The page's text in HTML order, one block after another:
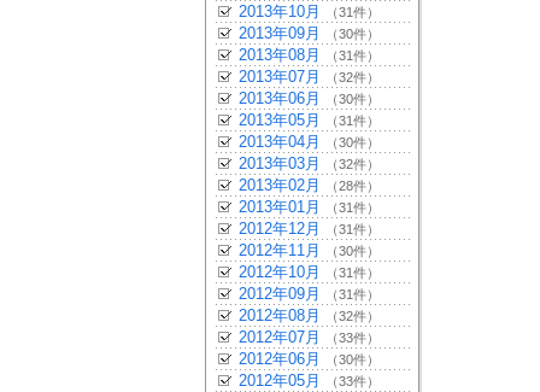
2013年10月 （31件）
2013年09月 （30件）
2013年08月 （31件）
2013年07月 （32件）
2013年06月 （30件）
2013年05月 （31件）
2013年04月 （30件）
2013年03月 （32件）
2013年02月 （28件）
2013年01月 （31件）
2012年12月 （31件）
2012年11月 （30件）
2012年10月 （31件）
2012年09月 （31件）
2012年08月 （32件）
2012年07月 （33件）
2012年06月 （30件）
2012年05月 （33件）